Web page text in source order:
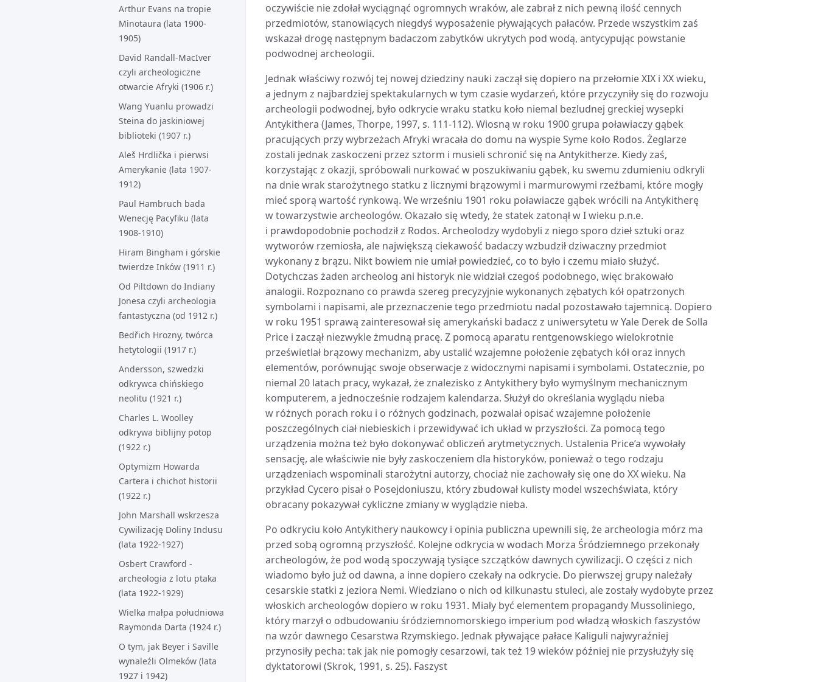
Arthur Evans na tropie
Minotaura (lata 1900-
1905)
David Randall-MacIver
czyli archeologiczne
otwarcie Afryki (1906 r.)
Wang Yuanlu prowadzi
Steina do jaskiniowej
biblioteki (1907 r.)
Aleš Hrdlička i pierwsi
Amerykanie (lata 1907-
1912)
Paul Hambruch bada
Wenecję Pacyfiku (lata
1908-1910)
Hiram Bingham i górskie
twierdze Inków (1911 r.)
Od Piltdown do Indiany
Jonesa czyli archeologia
fantastyczna (od 1912 r.)
Bedřich Hrozny, twórca
hetytologii (1917 r.)
Andersson, szwedzki
odkrywca chińskiego
neolitu (1921 r.)
Charles L. Woolley
odkrywa biblijny potop
(1922 r.)
Optymizm Howarda
Cartera i chichot historii
(1922 r.)
John Marshall wskrzesza
Cywilizację Doliny Indusu
(lata 1922-1927)
Osbert Crawford -
archeologia z lotu ptaka
(lata 1922-1929)
Wielka małpa południowa
Raymonda Darta (1924 r.)
O tym, jak Beyer i Saville
wynaleźli Olmeków (lata
1927 i 1942)
oczywiście nie zdołał wyciągnąć ogromnych wraków, ale zabrał z nich pewną ilość cennych
przedmiotów, stanowiących niegdyś wyposażenie pływających pałaców. Przede wszystkim zaś
wskazał drogę następnym badaczom zabytków ukrytych pod wodą, antycypując powstanie
podwodnej archeologii.
Jednak właściwy rozwój tej nowej dziedziny nauki zaczął się dopiero na przełomie XIX i XX wieku,
a jednym z najbardziej spektakularnych w tym czasie wydarzeń, które przyczyniły się do rozwoju
archeologii podwodnej, było odkrycie wraku statku koło niemal bezludnej greckiej wysepki
Antykithera (James, Thorpe, 1997, s. 111-112). Wiosną w roku 1900 grupa poławiaczy gąbek
pracujących przy wybrzeżach Afryki wracała do domu na wyspie Syme koło Rodos. Żeglarze
zostali jednak zaskoczeni przez sztorm i musieli schronić się na Antykitherze. Kiedy zaś,
korzystając z okazji, spróbowali nurkować w poszukiwaniu gąbek, ku swemu zdumieniu odkryli
na dnie wrak starożytnego statku z licznymi brązowymi i marmurowymi rzeźbami, które mogły
mieć sporą wartość rynkową. We wrześniu 1901 roku poławiacze gąbek wrócili na Antykitherę
w towarzystwie archeologów. Okazało się wtedy, że statek zatonął w I wieku p.n.e.
i prawdopodobnie pochodził z Rodos. Archeolodzy wydobyli z niego sporo dzieł sztuki oraz
wytworów rzemiosła, ale największą ciekawość badaczy wzbudził dziwaczny przedmiot
wykonany z brązu. Nikt bowiem nie umiał powiedzieć, co to było i czemu miało służyć.
Dotychczas żaden archeolog ani historyk nie widział czegoś podobnego, więc brakowało
analogii. Rozpoznano co prawda szereg precyzyjnie wykonanych zębatych kół opatrzonych
symbolami i napisami, ale przeznaczenie tego przedmiotu nadal pozostawało tajemnicą. Dopiero
w roku 1951 sprawą zainteresował się amerykański badacz z uniwersytetu w Yale Derek de Solla
Price i zaczął niezwykle żmudną pracę. Z pomocą aparatu rentgenowskiego wielokrotnie
prześwietlał brązowy mechanizm, aby ustalić wzajemne położenie zębatych kół oraz innych
elementów, porównując swoje obserwacje z widocznymi napisami i symbolami. Ostatecznie, po
niemal 20 latach pracy, wykazał, że znalezisko z Antykithery było wymyślnym mechanicznym
komputerem, a jednocześnie rodzajem kalendarza. Służył do określania wyglądu nieba
w różnych porach roku i o różnych godzinach, pozwalał opisać wzajemne położenie
poszczególnych ciał niebieskich i przewidywać ich układ w przyszłości. Za pomocą tego
urządzenia można też było dokonywać obliczeń arytmetycznych. Ustalenia Price’a wywołały
sensację, ale właściwie nie były zaskoczeniem dla historyków, ponieważ o tego rodzaju
urządzeniach wspominali starożytni autorzy, chociaż nie zachowały się one do XX wieku. Na
przykład Cycero pisał o Posejdoniuszu, który zbudował kulisty model wszechświata, który
obracany pokazywał cykliczne zmiany w wyglądzie nieba.
Po odkryciu koło Antykithery naukowcy i opinia publiczna upewnili się, że archeologia mórz ma
przed sobą ogromną przyszłość. Kolejne odkrycia w wodach Morza Śródziemnego przekonały
archeologów, że pod wodą spoczywają tysiące szczątków dawnych cywilizacji. O części z nich
wiadomo było już od dawna, a inne dopiero czekały na odkrycie. Do pierwszej grupy należały
cesarskie statki z jeziora Nemi. Wiedziano o nich od kilkunastu stuleci, ale zostały wydobyte przez
włoskich archeologów dopiero w roku 1931. Miały być elementem propagandy Mussoliniego,
który marzył o odbudowaniu śródziemnomorskiego imperium pod władzą włoskich faszystów
na wzór dawnego Cesarstwa Rzymskiego. Jednak pływające pałace Kaliguli najwyraźniej
przynosiły pecha: tak jak nie pomogły cesarzowi, tak też 19 wieków później nie przysłużyły się
dyktatorowi (Skrok, 1991, s. 25). Faszyst